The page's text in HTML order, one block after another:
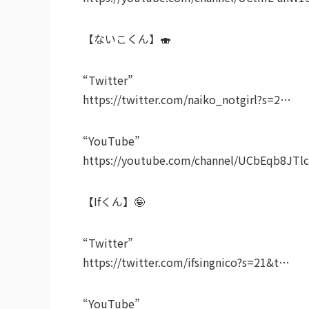
【ないこくん】🍣
“Twitter”
https://twitter.com/naiko_notgirl?s=2…
“YouTube”
https://youtube.com/channel/
【Ifくん】🤪
“Twitter”
https://twitter.com/ifsingnico?s=21&t…
“YouTube”